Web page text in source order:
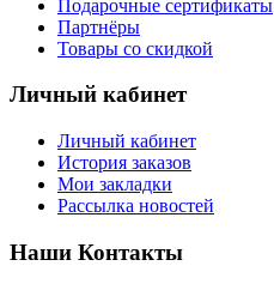
Подарочные сертификаты
Партнёры
Товары со скидкой
Личный кабинет
Личный кабинет
История заказов
Мои закладки
Рассылка новостей
Наши Контакты